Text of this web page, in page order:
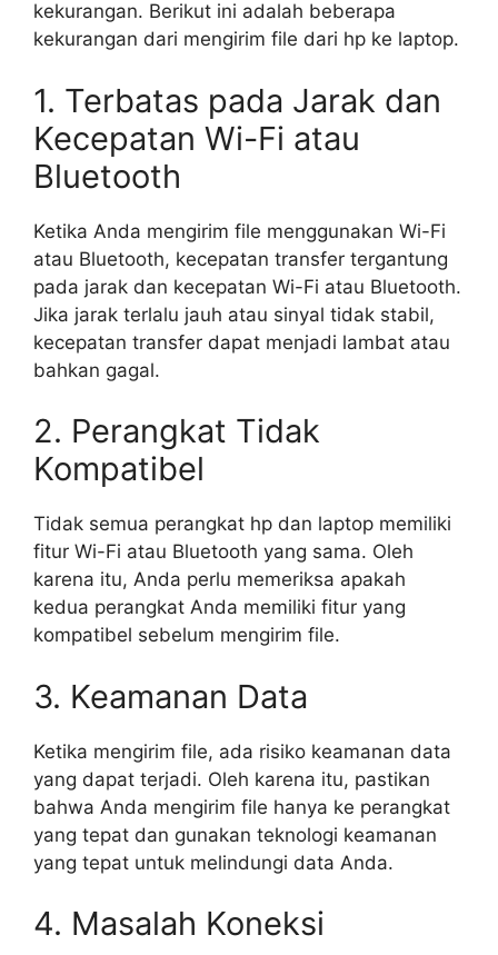
kekurangan. Berikut ini adalah beberapa
kekurangan dari mengirim file dari hp ke laptop.
1. Terbatas pada Jarak dan
Kecepatan Wi-Fi atau
Bluetooth
Ketika Anda mengirim file menggunakan Wi-Fi
atau Bluetooth, kecepatan transfer tergantung
pada jarak dan kecepatan Wi-Fi atau Bluetooth.
Jika jarak terlalu jauh atau sinyal tidak stabil,
kecepatan transfer dapat menjadi lambat atau
bahkan gagal.
2. Perangkat Tidak
Kompatibel
Tidak semua perangkat hp dan laptop memiliki
fitur Wi-Fi atau Bluetooth yang sama. Oleh
karena itu, Anda perlu memeriksa apakah
kedua perangkat Anda memiliki fitur yang
kompatibel sebelum mengirim file.
3. Keamanan Data
Ketika mengirim file, ada risiko keamanan data
yang dapat terjadi. Oleh karena itu, pastikan
bahwa Anda mengirim file hanya ke perangkat
yang tepat dan gunakan teknologi keamanan
yang tepat untuk melindungi data Anda.
4. Masalah Koneksi